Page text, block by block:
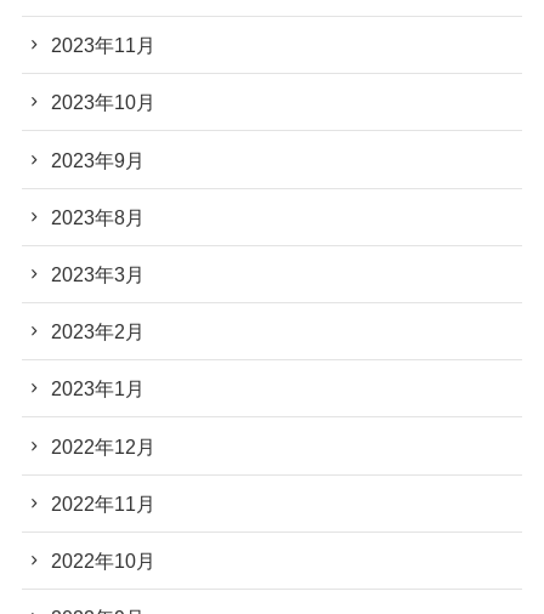
2023年11月
2023年10月
2023年9月
2023年8月
2023年3月
2023年2月
2023年1月
2022年12月
2022年11月
2022年10月